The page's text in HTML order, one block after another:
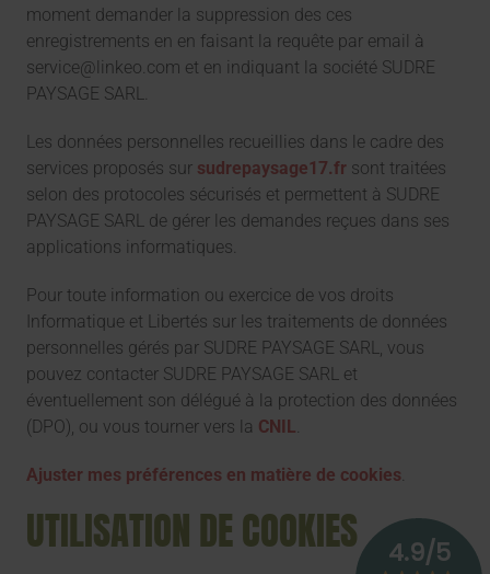
moment demander la suppression des ces
enregistrements en en faisant la requête par email à
service@linkeo.com et en indiquant la société SUDRE
PAYSAGE SARL.
Les données personnelles recueillies dans le cadre des
services proposés sur sudrepaysage17.fr sont traitées
selon des protocoles sécurisés et permettent à SUDRE
PAYSAGE SARL de gérer les demandes reçues dans ses
applications informatiques.
Pour toute information ou exercice de vos droits
Informatique et Libertés sur les traitements de données
personnelles gérés par SUDRE PAYSAGE SARL, vous
pouvez contacter SUDRE PAYSAGE SARL et
éventuellement son délégué à la protection des données
(DPO), ou vous tourner vers la CNIL
Ajuster mes préférences en matière de cookies
UTILISATION DE COOKIES